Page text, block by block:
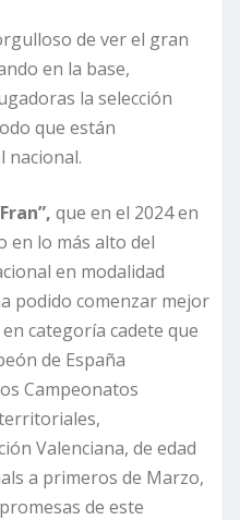
de ver el gran
en la base,
la selección
que están
nacional.
que en el 2024 en
en lo más alto del
en modalidad
podido comenzar mejor
categoría cadete que
de España
Campeonatos
Valenciana, de edad
a primeros de Marzo,
de este